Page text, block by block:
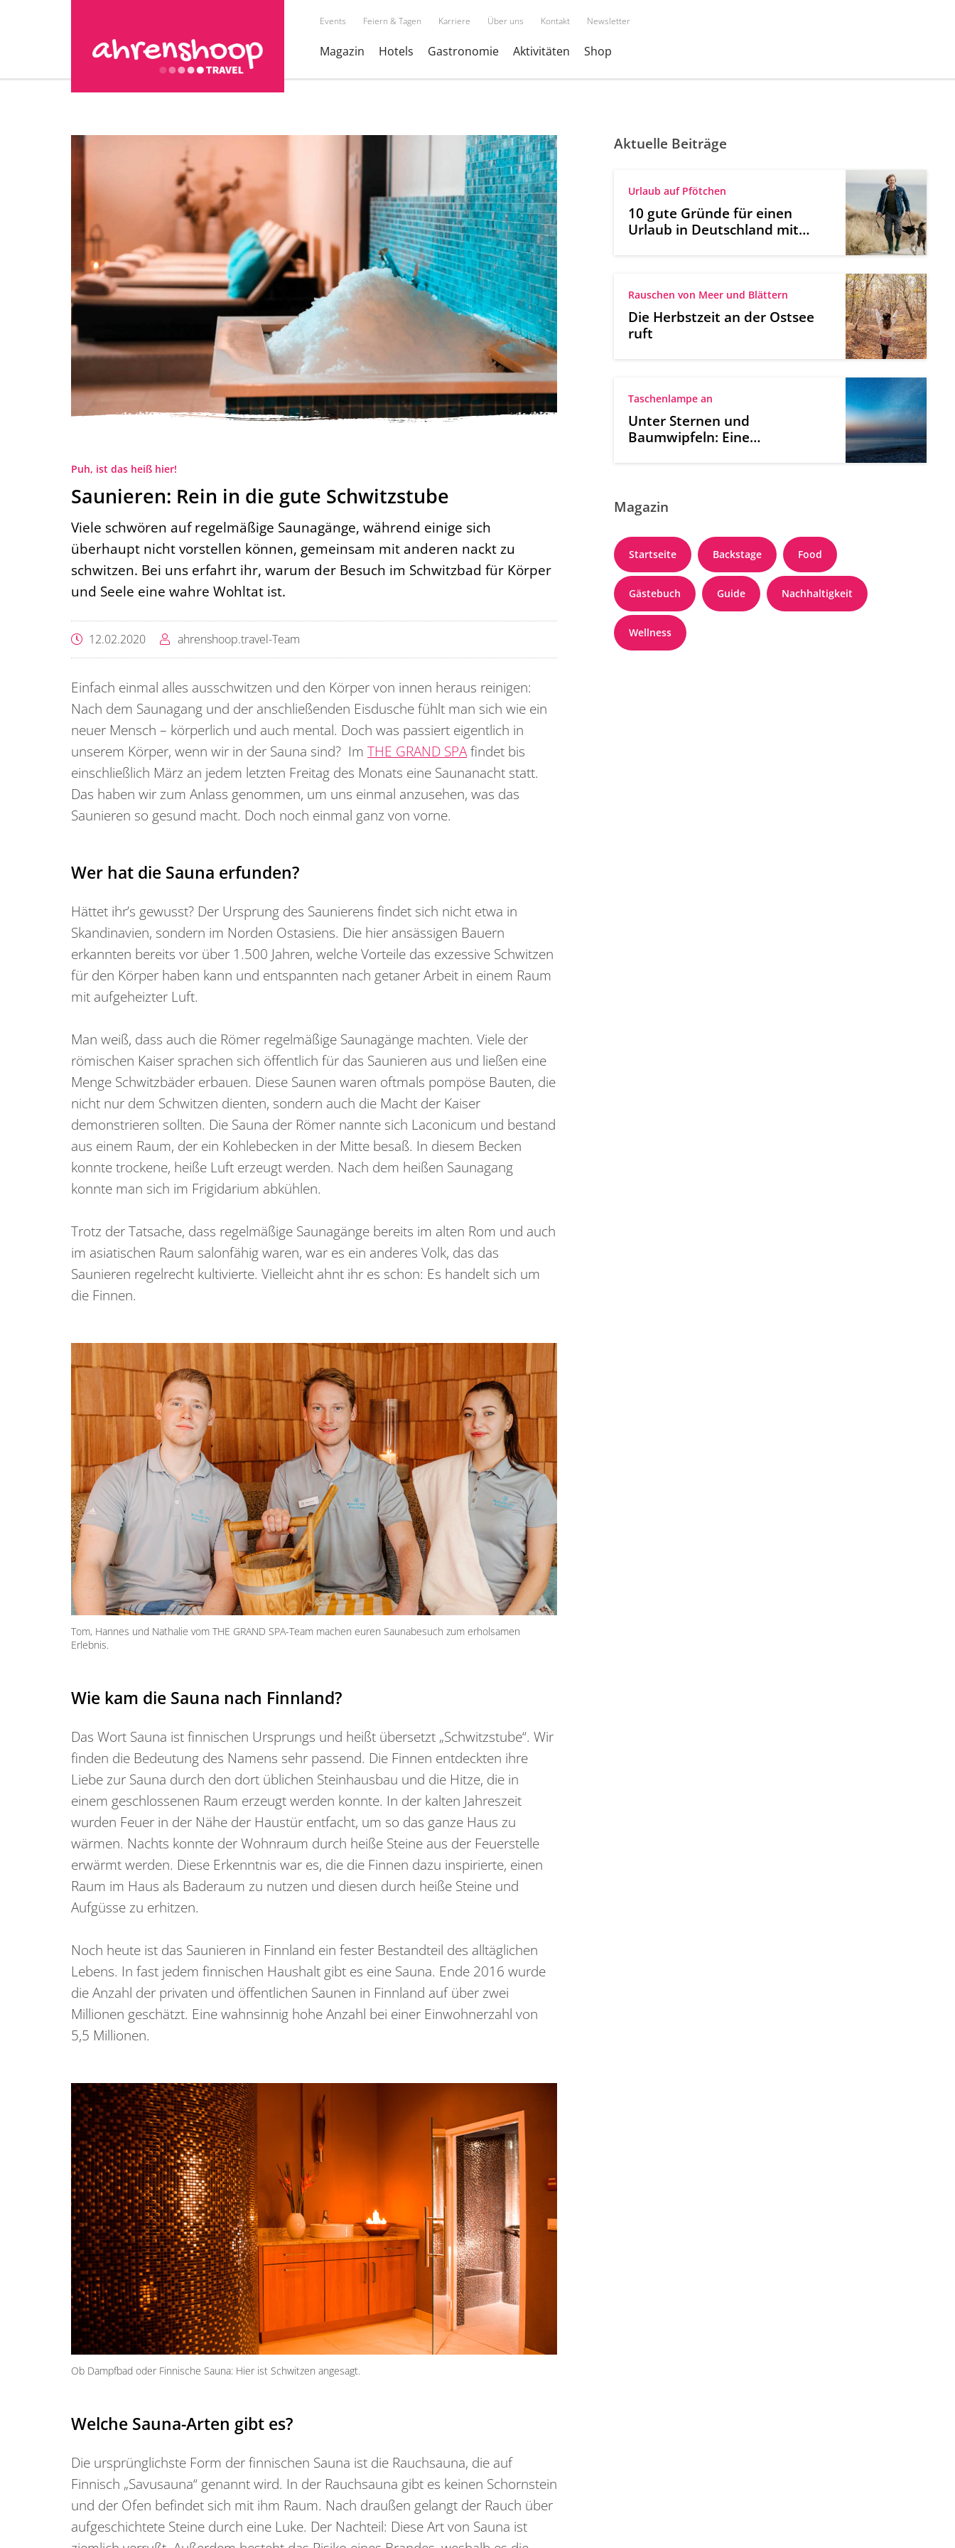
Events Feiern & Tagen Karriere Über uns Kontakt Newsletter
Magazin Hotels Gastronomie Aktivitäten Shop
Puh, ist das heiß hier!
Saunieren: Rein in die gute Schwitzstube
Viele schwören auf regelmäßige Saunagänge, während einige sich
überhaupt nicht vorstellen können, gemeinsam mit anderen nackt zu
schwitzen. Bei uns erfahrt ihr, warum der Besuch im Schwitzbad für Körper
und Seele eine wahre Wohltat ist.
12.02.2020 ahrenshoop.travel-Team
Einfach einmal alles ausschwitzen und den Körper von innen heraus reinigen:
Nach dem Saunagang und der anschließenden Eisdusche fühlt man sich wie ein
neuer Mensch – körperlich und auch mental. Doch was passiert eigentlich in
unserem Körper, wenn wir in der Sauna sind? Im THE GRAND SPAfindet bis
einschließlich März an jedem letzten Freitag des Monats eine Saunanacht statt.
Das haben wir zum Anlass genommen, um uns einmal anzusehen, was das
Saunieren so gesund macht. Doch noch einmal ganz von vorne.
Wer hat die Sauna erfunden?
Hättet ihr’s gewusst? Der Ursprung des Saunierens findet sich nicht etwa in
Skandinavien, sondern im Norden Ostasiens. Die hier ansässigen Bauern
erkannten bereits vor über 1.500 Jahren, welche Vorteile das exzessive Schwitzen
für den Körper haben kann und entspannten nach getaner Arbeit in einem Raum
mit aufgeheizter Luft.
Man weiß, dass auch die Römer regelmäßige Saunagänge machten. Viele der
römischen Kaiser sprachen sich öffentlich für das Saunieren aus und ließen eine
Menge Schwitzbäder erbauen. Diese Saunen waren oftmals pompöse Bauten, die
nicht nur dem Schwitzen dienten, sondern auch die Macht der Kaiser
demonstrieren sollten. Die Sauna der Römer nannte sich Laconicum und bestand
aus einem Raum, der ein Kohlebecken in der Mitte besaß. In diesem Becken
konnte trockene, heiße Luft erzeugt werden. Nach dem heißen Saunagang
konnte man sich im Frigidarium abkühlen.
Trotz der Tatsache, dass regelmäßige Saunagänge bereits im alten Rom und auch
im asiatischen Raum salonfähig waren, war es ein anderes Volk, das das
Saunieren regelrecht kultivierte. Vielleicht ahnt ihr es schon: Es handelt sich um
die Finnen.
Tom, Hannes und Nathalie vom THE GRAND SPA-Team machen euren Saunabesuch zum erholsamen
Erlebnis.
Wie kam die Sauna nach Finnland?
Das Wort Sauna ist finnischen Ursprungs und heißt übersetzt „Schwitzstube“. Wir
finden die Bedeutung des Namens sehr passend. Die Finnen entdeckten ihre
Liebe zur Sauna durch den dort üblichen Steinhausbau und die Hitze, die in
einem geschlossenen Raum erzeugt werden konnte. In der kalten Jahreszeit
wurden Feuer in der Nähe der Haustür entfacht, um so das ganze Haus zu
wärmen. Nachts konnte der Wohnraum durch heiße Steine aus der Feuerstelle
erwärmt werden. Diese Erkenntnis war es, die die Finnen dazu inspirierte, einen
Raum im Haus als Baderaum zu nutzen und diesen durch heiße Steine und
Aufgüsse zu erhitzen.
Noch heute ist das Saunieren in Finnland ein fester Bestandteil des alltäglichen
Lebens. In fast jedem finnischen Haushalt gibt es eine Sauna. Ende 2016 wurde
die Anzahl der privaten und öffentlichen Saunen in Finnland auf über zwei
Millionen geschätzt. Eine wahnsinnig hohe Anzahl bei einer Einwohnerzahl von
5,5 Millionen.
Ob Dampfbad oder Finnische Sauna: Hier ist Schwitzen angesagt.
Welche Sauna-Arten gibt es?
Die ursprünglichste Form der finnischen Sauna ist die Rauchsauna, die auf
Finnisch „Savusauna“ genannt wird. In der Rauchsauna gibt es keinen Schornstein
und der Ofen befindet sich mit ihm Raum. Nach draußen gelangt der Rauch über
aufgeschichtete Steine durch eine Luke. Der Nachteil: Diese Art von Sauna ist
Aktuelle Beiträge
Urlaub auf Pfötchen
10 gute Gründe für einen
Urlaub in Deutschland mit
Rauschen von Meer und Blättern
Die Herbstzeit an der Ostsee
ruft
Taschenlampe an
Unter Sternen und
Baumwipfeln: Eine
Magazin
Startseite Backstage Food
Gästebuch Guide Nachhaltigkeit
Wellness